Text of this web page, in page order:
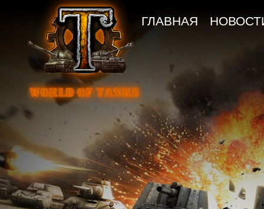
ГЛАВНАЯ